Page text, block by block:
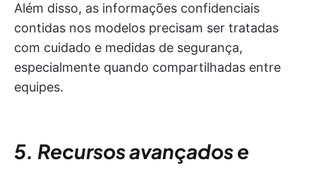
Além disso, as informações confidenciais
contidas nos modelos precisam ser tratadas
com cuidado e medidas de segurança,
especialmente quando compartilhadas entre
equipes.
5. Recursos avançados e